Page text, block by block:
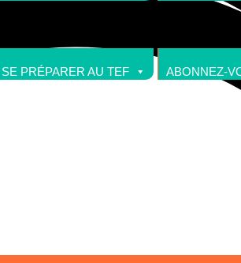
SE PRÉPARER AU TEF ABONNEZ-